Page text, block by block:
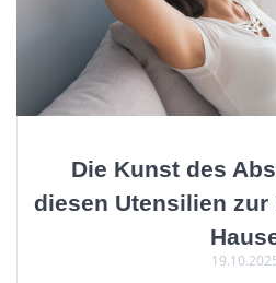
Die Kunst des
diesen Utensilien zur